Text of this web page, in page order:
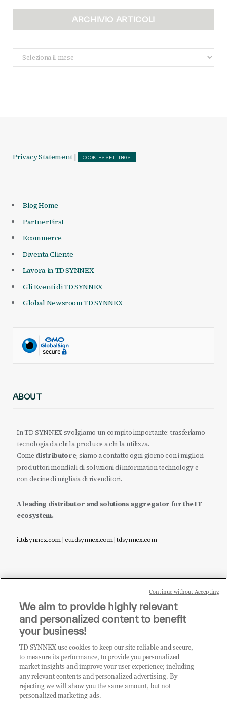
ARCHIVIO ARTICOLI
Archivio
Articoli
Privacy Statement | COOKIES SETTINGS
Blog Home
PartnerFirst
Ecommerce
Diventa Cliente
Lavora in TD SYNNEX
Gli Eventi di TD SYNNEX
Global Newsroom TD SYNNEX
ABOUT
In TD SYNNEX svolgiamo un compito importante: trasferiamo
tecnologia da chi la produce a chi la utilizza.
Come distributore, siamo a contatto ogni giorno con i migliori
produttori mondiali di soluzioni di information technology e
con decine di migliaia di rivenditori.
A leading distributor and solutions aggregator for the IT
ecosystem.
it.tdsynnex.com|eu.tdsynnex.com|tdsynnex.com
Sei un rivenditore di tecnologia e desideri acquistare
i prodotti o le soluzioni trattate sul blog?
CLICCA QUI E DIVENTA
CLIENTE TD SYNNEX
We aim to provide highly relevant
and personalized content to benefit
your business!
TD SYNNEX use cookies to keep our site reliable and secure,
to measure its performance, to provide you personalized
market insights and improve your user experience; including
any relevant contents and personalized advertising. By
rejecting we will show you the same amount, but not
personalized marketing ads.
Continue without Accepting